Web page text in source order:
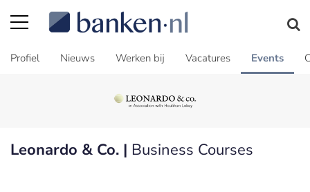
Profiel Nieuws Werken bij Vacatures Events
Leonardo & Co. | Business Courses